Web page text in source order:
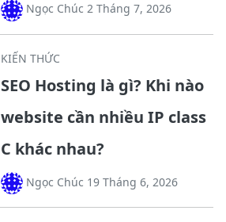
Ngọc Chúc 2 Tháng 7, 2026
KIẾN THỨC
SEO Hosting là gì? Khi nào
website cần nhiều IP class
C khác nhau?
Ngọc Chúc 19 Tháng 6, 2026